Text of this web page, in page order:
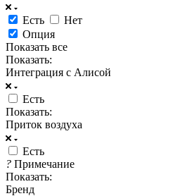
Есть
Нет
Опция
Показать все
Показать:
Интеграция с Алисой
Есть
Показать:
Приток воздуха
Есть
? Примечание
Показать:
Бренд